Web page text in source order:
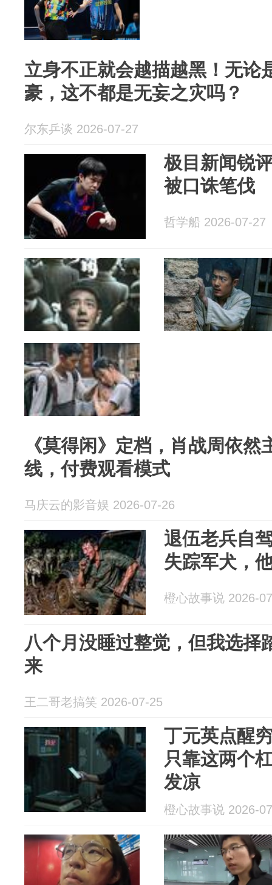
立身不正就会越描越黑！无论
豪，这不都是无妄之灾吗？
尔东乒谈 2026-07-27
极目新闻锐
被口诛笔伐
哲学船 2026-07-27
《莫得闲》定档，肖战周依然
线，付费观看模式
马庆云的影音娱 2026-07-26
退伍老兵自
失踪军犬，
橙心故事说 2026-
八个月没睡过整觉，但我选择
来
王二哥老搞笑 2026-07-25
丁元英点醒
只靠这两个
发凉
橙心故事说 2026-